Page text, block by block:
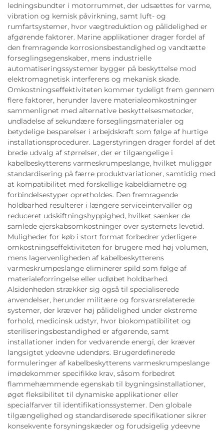
ledningsbundter i motorrummet, der udsættes for varme,
vibration og kemisk påvirkning, samt luft- og
rumfartsystemer, hvor vægtreduktion og pålidelighed er
afgørende faktorer. Marine applikationer drager fordel af
den fremragende korrosionsbestandighed og vandtætte
forseglingsegenskaber, mens industrielle
automatiseringssystemer bygger på beskyttelse mod
elektromagnetisk interferens og mekanisk skade.
Omkostningseffektiviteten kommer tydeligt frem gennem
flere faktorer, herunder lavere materialeomkostninger
sammenlignet med alternative beskyttelsesmetoder,
undladelse af sekundære forseglingsmaterialer og
betydelige besparelser i arbejdskraft som følge af hurtige
installationsprocedurer. Lagerstyringen drager fordel af det
brede udvalg af størrelser, der er tilgængelige i
kabelbeskytterens varmeskrumpeslange, hvilket muliggør
standardisering på færre produktvariationer, samtidig med
at kompatibilitet med forskellige kabeldiametre og
forbindelsestyper opretholdes. Den fremragende
holdbarhed resulterer i længere serviceintervaller og
reduceret udskiftningshyppighed, hvilket sænker de
samlede ejerskabsomkostninger over systemets levetid.
Muligheder for køb i stort format forbedrer yderligere
omkostningseffektiviteten for brugere med høj volumen,
mens lagervenligheden af kabelbeskytterens
varmeskrumpeslange eliminerer spild som følge af
materialeforringelse eller udløbet holdbarhed.
Alsidenheden strækker sig også til specialiserede
anvendelser, herunder militære og forsvarsrelaterede
systemer, der kræver høj pålidelighed under ekstreme
forhold, medicinsk udstyr, hvor biokompatibilitet og
steriliseringsbestandighed er afgørende, samt
installationer inden for vedvarende energi, der kræver
langsigtet ydeevne udendørs. Brugerdefinerede
formuleringer af kabelbeskytterens varmeskrumpeslange
imødekommer specifikke krav, såsom forbedret
flammehæmmende egenskab til bygningsinstallationer,
øget fleksibilitet til dynamiske applikationer eller
specialfarver til identifikationssystemer. Den globale
tilgængelighed og standardiserede specifikationer sikrer
konsekvente forsyningskæder og forudsigelig ydeevne